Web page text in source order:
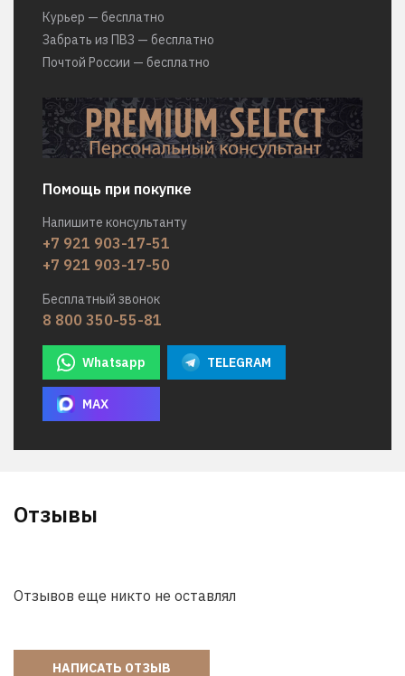
Курьер — бесплатно
Забрать из ПВЗ — бесплатно
Почтой России — бесплатно
Помощь при покупке
Напишите консультанту
+7 921 903-17-51
+7 921 903-17-50
Бесплатный звонок
8 800 350-55-81
Whatsapp TELEGRAM
MAX
Отзывы
Отзывов еще никто не оставлял
НАПИСАТЬ ОТЗЫВ